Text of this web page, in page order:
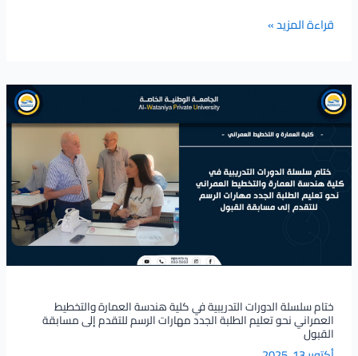
قراءة المزيد »
ختام سلسلة الدورات التدريبية في كلية هندسة العمارة والتخطيط
العمراني نحو تعليم الطلبة الجدد مهارات الرسم للتقدم إلى مسابقة
القبول
ختام
سلسلة
الدورات
التدريبية
في
كلية
هندسة
العمراني
تعليم
الطلبة
الجدد